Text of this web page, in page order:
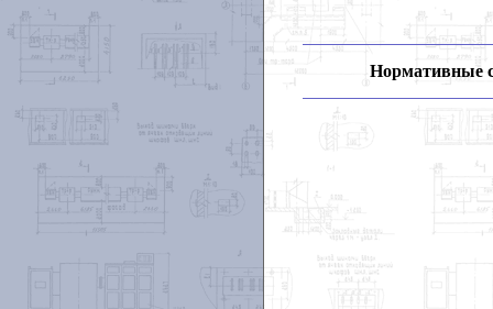
Нормативные